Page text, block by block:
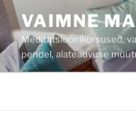
Liigu
sisu
juurde
VAIMNE
Meditatsioonikursused,
pendel, alateadvuse